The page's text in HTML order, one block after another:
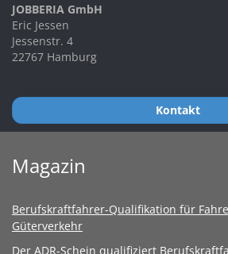
JOBBERIA GmbH
Eric Jessen
Jessenstr. 4
22767 Hamburg
Kontakt
Magazin
Berufskraftfahrer-Qualifikation für
Güterverkehr
Der ADR-Schein qualifiziert